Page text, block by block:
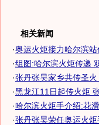
相关新闻
·奥运火炬接力哈尔滨站
·组图:哈尔滨火炬传递
·张丹张昊家乡共传圣
·黑龙江11日起传火炬
·哈尔滨火炬手介绍:花
·张丹张昊荣任奥运火炬